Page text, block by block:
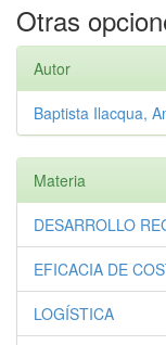
Otras
Autor
Baptista Ilacqua,
Materia
DESARROLLO
EFICACIA DE
LOGÍSTICA